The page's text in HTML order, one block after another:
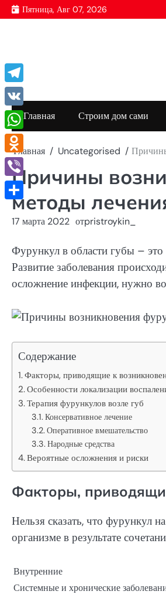
Перейти
к
Пятница, Авг 07, 2026
Главная Строим дом сами
Главная Uncategorised
Причины
методы
17 марта 2022 отpristroykin_
Фурункул в области губы – это
Развитие заболевания
осложнение инфекции, нужно
Содержание
Факторы, приводящие к
Особенности локализации
Терапия фурункулов возле губ
Консервативное лечение
Оперативное вмешательство
Народные средства
Вероятные осложнения и риски
Факторы,
Нельзя сказать, что фурункул
организме в результате
Внутренние
Системные и хронические
Telegram
VK
WhatsApp
Odnoklassniki
Viber
Отправить